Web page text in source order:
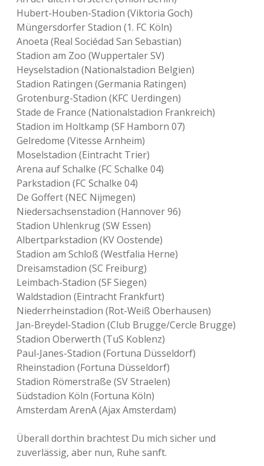
Hubert-Houben-Stadion (Viktoria Goch)
Müngersdorfer Stadion (1. FC Köln)
Anoeta (Real Sociédad San Sebastian)
Stadion am Zoo (Wuppertaler SV)
Heyselstadion (Nationalstadion Belgien)
Stadion Ratingen (Germania Ratingen)
Grotenburg-Stadion (KFC Uerdingen)
Stade de France (Nationalstadion Frankreich)
Stadion im Holtkamp (SF Hamborn 07)
Gelredome (Vitesse Arnheim)
Moselstadion (Eintracht Trier)
Arena auf Schalke (FC Schalke 04)
Parkstadion (FC Schalke 04)
De Goffert (NEC Nijmegen)
Niedersachsenstadion (Hannover 96)
Stadion Uhlenkrug (SW Essen)
Albertparkstadion (KV Oostende)
Stadion am Schloß (Westfalia Herne)
Dreisamstadion (SC Freiburg)
Leimbach-Stadion (SF Siegen)
Waldstadion (Eintracht Frankfurt)
Niederrheinstadion (Rot-Weiß Oberhausen)
Jan-Breydel-Stadion (Club Brugge/Cercle Brugge)
Stadion Oberwerth (TuS Koblenz)
Paul-Janes-Stadion (Fortuna Düsseldorf)
Rheinstadion (Fortuna Düsseldorf)
Stadion Römerstraße (SV Straelen)
Südstadion Köln (Fortuna Köln)
Amsterdam ArenA (Ajax Amsterdam)
Überall dorthin brachtest Du mich sicher und
zuverlässig, aber nun, Ruhe sanft.